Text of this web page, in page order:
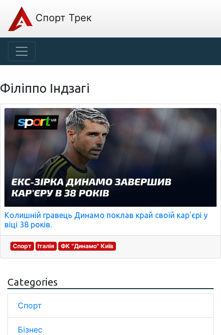
Спорт Трек
Філіппо Індзагі
Колишній гравець Динамо поклав край своїй кар'єрі у
віці 38 років.
Спорт Італія ФК "Динамо" Київ
Categories
Спорт
Бізнес